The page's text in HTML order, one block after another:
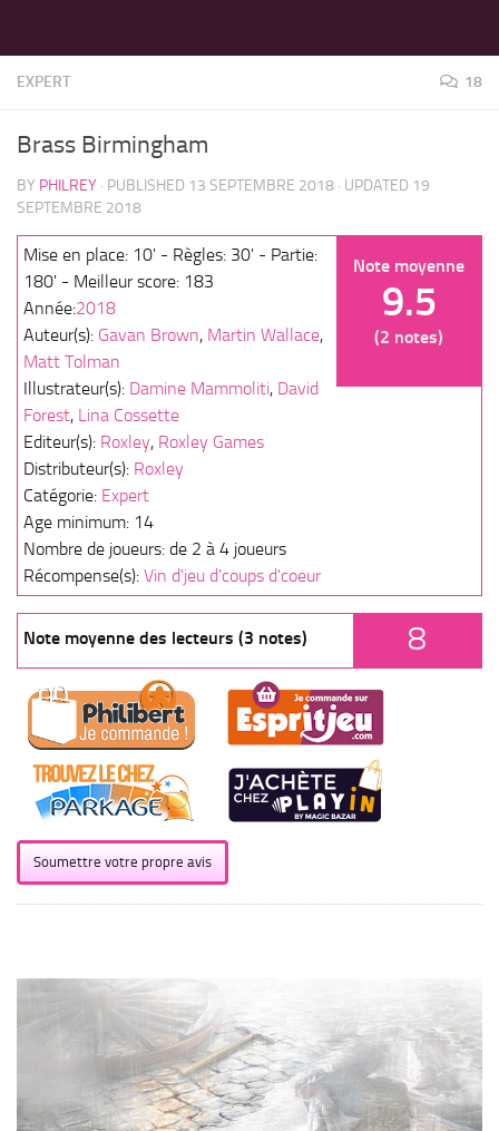
EXPERT 18
Brass Birmingham
BY PHILREY · PUBLISHED 13 SEPTEMBRE 2018 · UPDATED 19
SEPTEMBRE 2018
Note moyenne
9.5
(2 notes)
Mise en place: 10' - Règles: 30' - Partie:
180' - Meilleur score: 183
Année:2018
Auteur(s): Gavan Brown, Martin Wallace,
Matt Tolman
Illustrateur(s): Damine Mammoliti, David
Forest, Lina Cossette
Editeur(s): Roxley, Roxley Games
Distributeur(s): Roxley
Catégorie: Expert
Age minimum: 14
Nombre de joueurs: de 2 à 4 joueurs
Récompense(s): Vin d'jeu d'coups d'coeur
Note moyenne des lecteurs (3 notes) 8
Soumettre votre propre avis